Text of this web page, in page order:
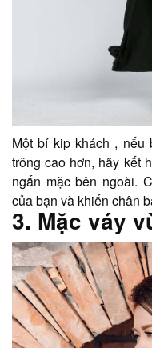
Một bí kip khách , nếu
trông cao hơn, hãy kết
ngắn mặc bên ngoài.
của bạn và khiến chân
3. Mặc váy